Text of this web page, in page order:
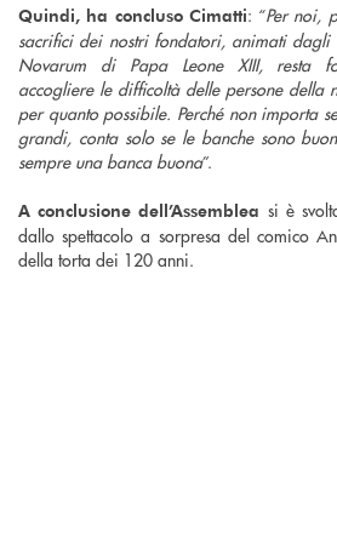
Quindi, ha concluso Cimatti: “Per noi,
sacrifici dei nostri fondatori, animati dagli
Novarum di Papa Leone XIII, resta
accogliere le difficoltà delle persone della
per quanto possibile. Perché non importa
grandi, conta solo se le banche sono
sempre una banca buona”.
A conclusione dell’Assemblea si è
dallo spettacolo a sorpresa del comico
della torta dei 120 anni.